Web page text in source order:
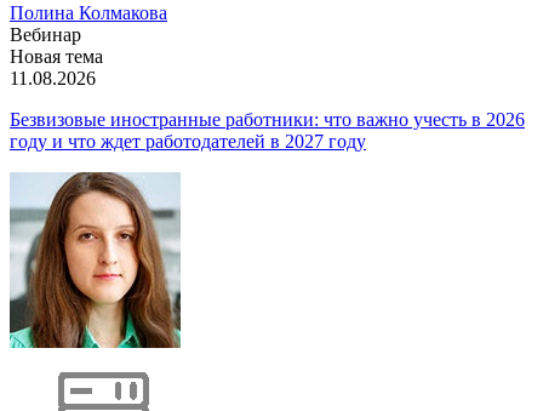
Полина Колмакова
Вебинар
Новая тема
11.08.2026
Безвизовые иностранные работники: что важно учесть в 2026
году и что ждет работодателей в 2027 году